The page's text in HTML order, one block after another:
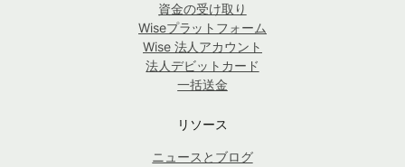
資金の受け取り
Wiseプラットフォーム
Wise 法人アカウント
法人デビットカード
一括送金
リソース
ニュースとブログ